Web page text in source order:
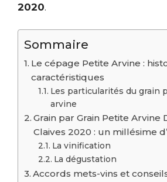
2020.
Sommaire
Le cépage Petite Arvine :
caractéristiques
Les particularités du grain
arvine
Grain par Grain Petite Arvine
Claives 2020 : un millésime
La vinification
La dégustation
Accords mets-vins et